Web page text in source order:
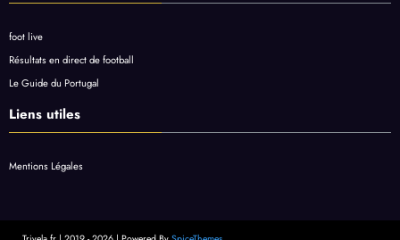
foot live
Résultats en direct de football
Le Guide du Portugal
Liens utiles
Mentions Légales